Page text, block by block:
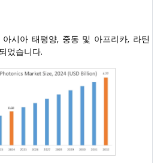
시아 태평양, 중동 및 아프리카, 라틴
었습니다.